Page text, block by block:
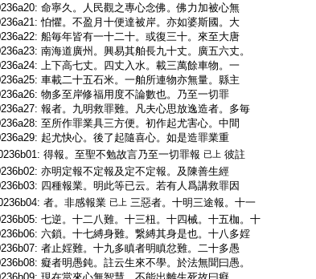
命寧久。人民觀之專心念佛。佛力加被心無
怕懼。不盈月十便達被岸。亦如婆斯國。大
船毎年皆有一十二十。或復三十。來至大唐
南海道廣州。興易其舶長九十丈。廣五六丈。
上下高七丈。四丈入水。載三萬餘車物。一
車載二十五石米。一舶所連物亦無量。縣主
物多至岸修福用度不論數也。乃至一切罪
報者。九明救罪難。凡夫心思放逸造者。多毎
至所作罪業具三方便。初作起尤害心。中間
起尤快心。後了起隨喜心。如是造罪業重
得報。至聖不勉故言乃至一切罪報 已上 彼註
亦明定報不定報及定不定報。及陳善生經
四種報業。明此等已云。若有人爲講救罪因
者。非感報業 已上 三惡者。十明三途報。十一
七逆。十二八難。十三杻。十四械。十五枷。十
六鎖。十七縛身難。繋縛其身是也。十八多婬
者止婬難。十九多瞋者明瞋忿難。二十多愚
癡者明愚鈍。註云生來不學。於法無聞曰愚。